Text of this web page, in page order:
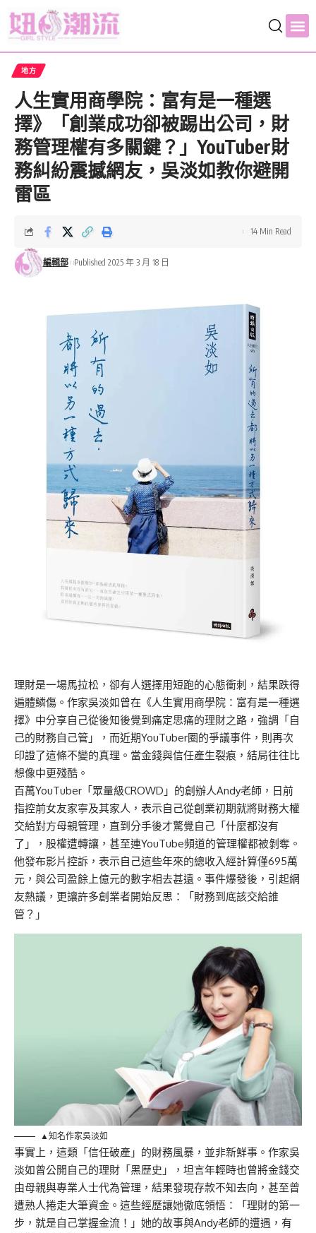
地方
人生實用商學院：富有是一種選
擇》「創業成功卻被踢出公司，財
務管理權有多關鍵？」YouTuber財
務糾紛震撼網友，吳淡如教你避開
雷區
編輯部 Published 2025 年 3 月 18 日
14 Min Read
理財是一場馬拉松，卻有人選擇用短跑的心態衝刺，結果跌得
遍體鱗傷。作家吳淡如曾在《人生實用商學院：富有是一種選
擇》中分享自己從後知後覺到痛定思痛的理財之路，強調「自
己的財務自己管」，而近期YouTuber圈的爭議事件，則再次
印證了這條不變的真理。當金錢與信任產生裂痕，結局往往比
想像中更殘酷。
百萬YouTuber「眾量級CROWD」的創辦人Andy老師，日前
指控前女友家寧及其家人，表示自己從創業初期就將財務大權
交給對方母親管理，直到分手後才驚覺自己「什麼都沒有
了」，股權遭轉讓，甚至連YouTube頻道的管理權都被剝奪。
他發布影片控訴，表示自己這些年來的總收入經計算僅695萬
元，與公司盈餘上億元的數字相去甚遠。事件爆發後，引起網
友熱議，更讓許多創業者開始反思：「財務到底該交給誰
管？」
▲知名作家吳淡如
事實上，這類「信任破產」的財務風暴，並非新鮮事。作家吳
淡如曾公開自己的理財「黑歷史」，坦言年輕時也曾將金錢交
由母親與專業人士代為管理，結果發現存款不知去向，甚至曾
遭熟人捲走大筆資金。這些經歷讓她徹底領悟：「理財的第一
步，就是自己掌握金流！」她的故事與Andy老師的遭遇，有